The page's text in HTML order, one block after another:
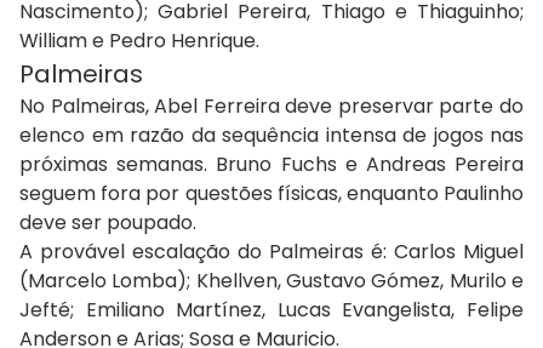
Nascimento); Gabriel Pereira, Thiago e Thiaguinho;
William e Pedro Henrique.
Palmeiras
No Palmeiras, Abel Ferreira deve preservar parte do
elenco em razão da sequência intensa de jogos nas
próximas semanas. Bruno Fuchs e Andreas Pereira
seguem fora por questões físicas, enquanto Paulinho
deve ser poupado.
A provável escalação do Palmeiras é: Carlos Miguel
(Marcelo Lomba); Khellven, Gustavo Gómez, Murilo e
Jefté; Emiliano Martínez, Lucas Evangelista, Felipe
Anderson e Arias; Sosa e Mauricio.